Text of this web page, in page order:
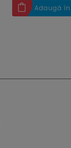
Adaugă în